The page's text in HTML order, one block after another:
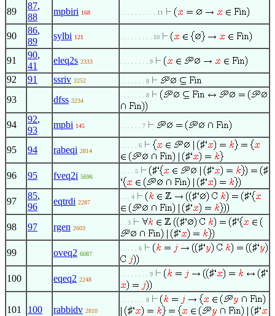
89
87,
88
mpbiri 168 . . . . . . . . . . 11
90
86,
89
sylbi 121 . . . . . . . . . 10
91
90,
41
eleq2s 2333 . . . . . . . . 9
92 91 ssriv 3252 . . . . . . . 8
93 dfss 3234
. . . . . . . 8
94
92,
93
mpbi 145 . . . . . . 7
95 94 rabeqi 2814
. . . . . 6
♯
♯
96
95 fveq2i 5696
. . . . 5 ♯ ♯
♯
♯
97
85,
96
eqtrdi 2287
. . . 4 ♯
♯
♯
98
97 rgen 2603
. . 3 ♯
♯
♯
99
oveq2 6087
. . . . . 6 ♯ ♯
100 eqeq2 2248
. . . . . . . . 9 ♯ ♯
101 100 rabbidv 2810
. . . . . . . 8
♯ ♯